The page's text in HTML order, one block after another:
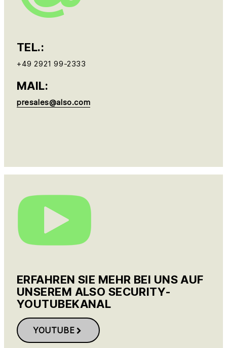
TEL.:
+49 2921 99-2333
MAIL:
presales@also.com
ERFAHREN SIE MEHR BEI UNS AUF
UNSEREM ALSO SECURITY-
YOUTUBEKANAL
YOUTUBE